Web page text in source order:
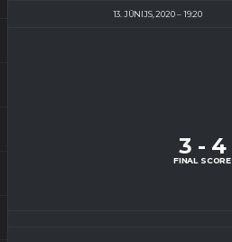
13. JŪNIJS, 2020 19:20
3 - 4
FINAL SCORE